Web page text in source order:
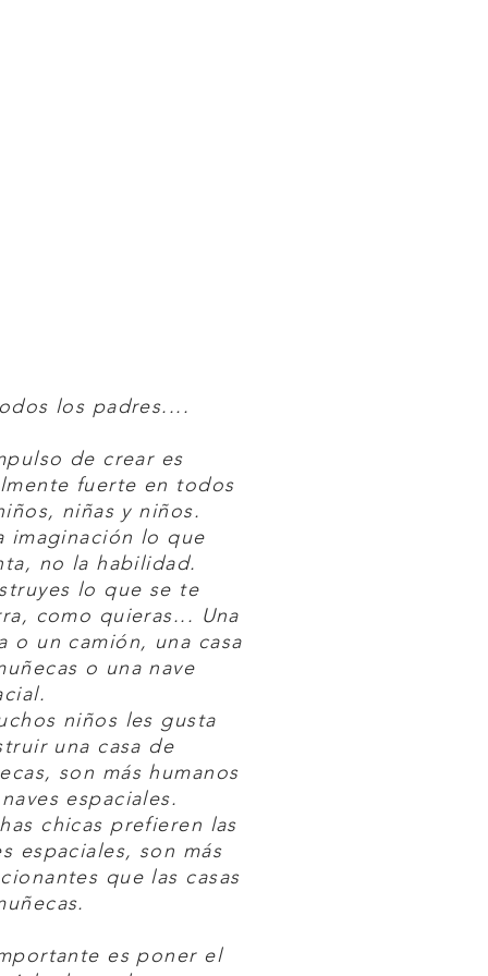
los padres....
de crear es
fuerte en todos
niñas y niños.
imaginación lo que
no la habilidad.
lo que se te
como quieras... Una
o un camión, una casa
o una nave
niños les gusta
una casa de
son más humanos
espaciales.
chicas prefieren las
espaciales, son más
que las casas
es poner el